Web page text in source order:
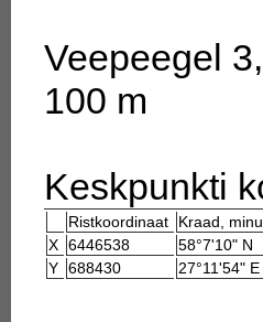
Veepeegel
100 m
Keskpunkti
Ristkoordinaat
Kraad,
X 6446538
58°7'10" N
Y 688430 27°11'54" E